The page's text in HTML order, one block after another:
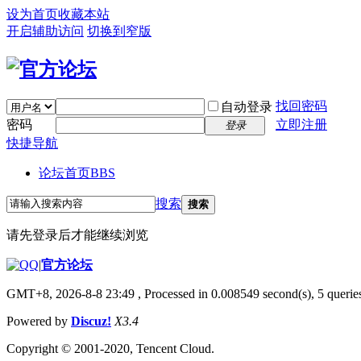
设为首页收藏本站
开启辅助访问 切换到窄版
自动登录 找回密码
密码
登录
立即注册
快捷导航
论坛首页BBS
搜索 搜索
请先登录后才能继续浏览
|官方论坛
GMT+8, 2026-8-8 23:49 , Processed in 0.008549 second(s), 5
Powered by Discuz! X3.4
Copyright © 2001-2020, Tencent Cloud.